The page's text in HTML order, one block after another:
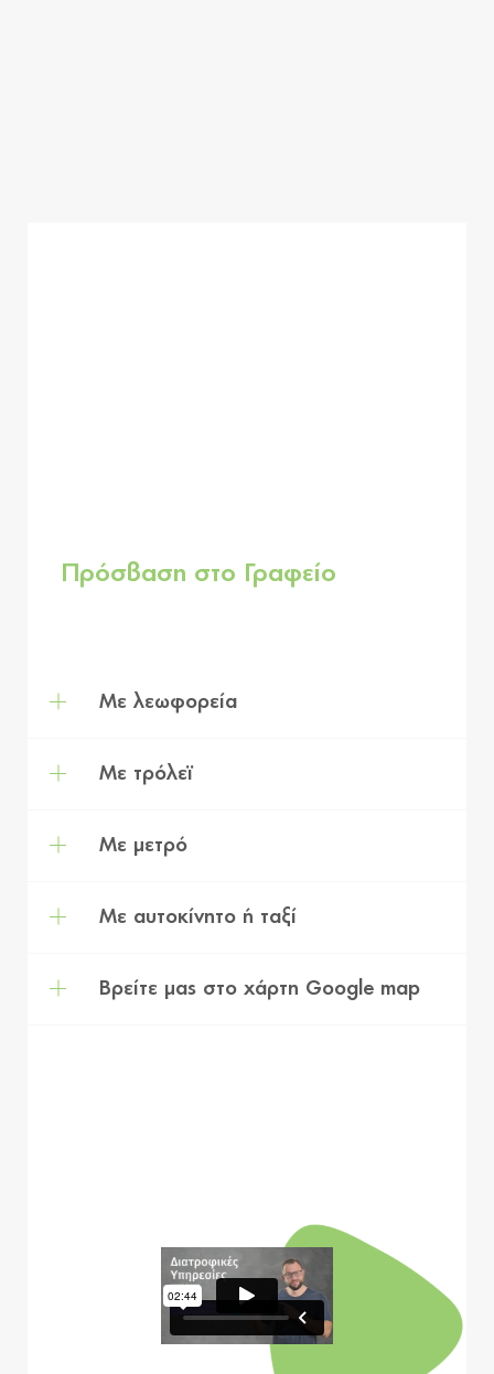
Πρόσβαση στο Γραφείο
Με λεωφορεία
Με τρόλεϊ
Με μετρό
Με αυτοκίνητο ή ταξί
Βρείτε μας στο χάρτη Google map